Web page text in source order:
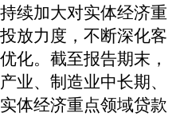
续加大对实体经济重
放力度，不断深化客
化。截至报告期末，
业、制造业中长期、
体经济重点领域贷款